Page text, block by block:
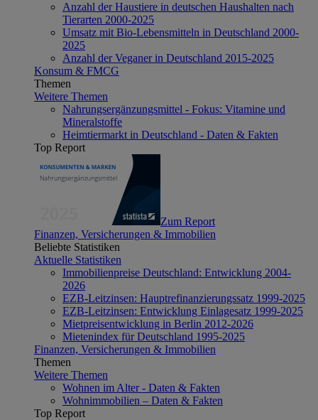
Anzahl der Haustiere in deutschen Haushalten nach
Tierarten 2000-2025
Umsatz mit Bio-Lebensmitteln in Deutschland 2000-
2025
Anzahl der Veganer in Deutschland 2015-2025
Konsum & FMCG
Themen
Weitere Themen
Nahrungsergänzungsmittel - Fokus: Vitamine und
Mineralstoffe
Heimtiermarkt in Deutschland - Daten & Fakten
Top Report
Zum Report
Finanzen, Versicherungen & Immobilien
Beliebte Statistiken
Aktuelle Statistiken
Immobilienpreise Deutschland: Entwicklung 2004-
2026
EZB-Leitzinsen: Hauptrefinanzierungssatz 1999-2025
EZB-Leitzinsen: Entwicklung Einlagesatz 1999-2025
Mietpreisentwicklung in Berlin 2012-2026
Mietenindex für Deutschland 1995-2025
Finanzen, Versicherungen & Immobilien
Themen
Weitere Themen
Wohnen im Alter - Daten & Fakten
Wohnimmobilien – Daten & Fakten
Top Report